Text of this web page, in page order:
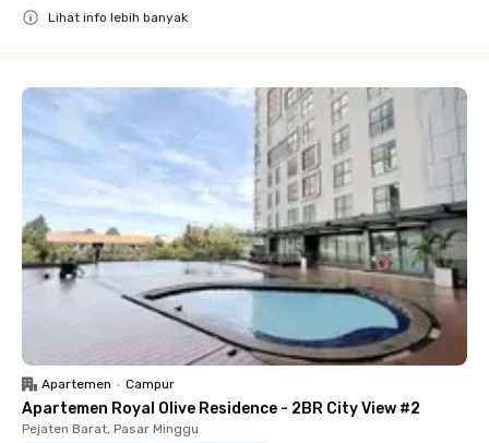
Lihat info lebih banyak
Apartemen • Campur
Apartemen Royal Olive Residence - 2BR City View #2
Pejaten Barat, Pasar Minggu